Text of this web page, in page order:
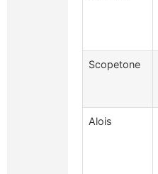
Scopetone
Alois